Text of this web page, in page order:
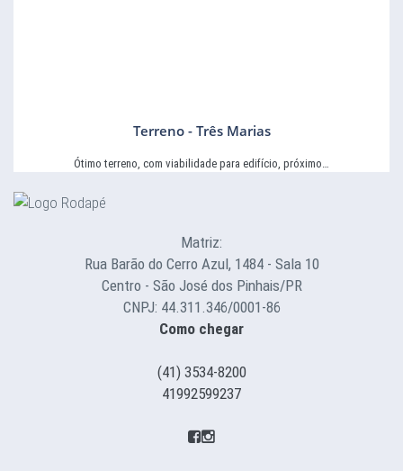
Terreno - Três Marias
Ótimo terreno, com viabilidade para edifício, próximo…
Matriz:
Rua Barão do Cerro Azul, 1484 - Sala 10
Centro - São José dos Pinhais/PR
CNPJ: 44.311.346/0001-86
Como chegar
(41) 3534-8200
41992599237